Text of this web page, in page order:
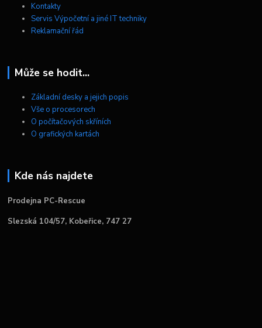
Kontakty
Servis Výpočetní a jiné IT techniky
Reklamační řád
Může se hodit...
Základní desky a jejich popis
Vše o procesorech
O počítačových skříních
O grafických kartách
Kde nás najdete
Prodejna PC-Rescue
Slezská 104/57, Kobeřice, 747 27